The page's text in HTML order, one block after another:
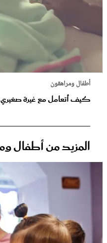
أطفال ومراهقون
كيف أتعامل مع غيرة صغيري
المزيد من أطفال